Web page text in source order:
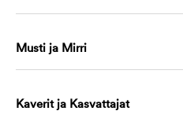
Musti ja Mirri
Kaverit ja Kasvattajat